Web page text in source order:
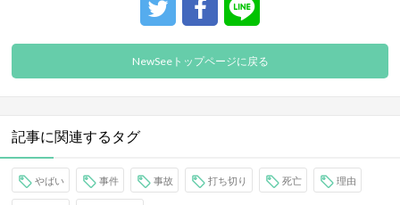
NewSeeトップページに戻る
記事に関連するタグ
やばい 事件 事故 打ち切り 死亡 理由